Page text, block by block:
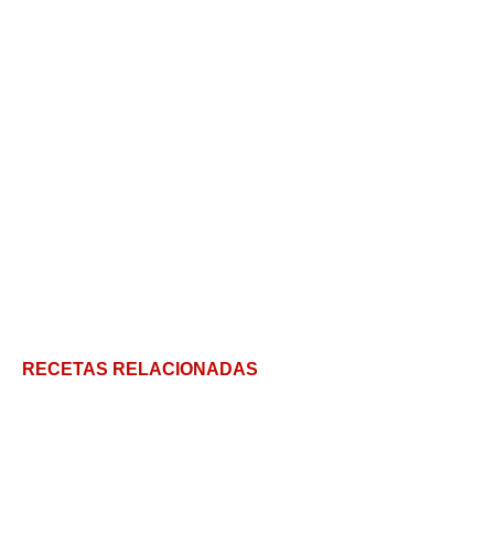
RECETAS RELACIONADAS